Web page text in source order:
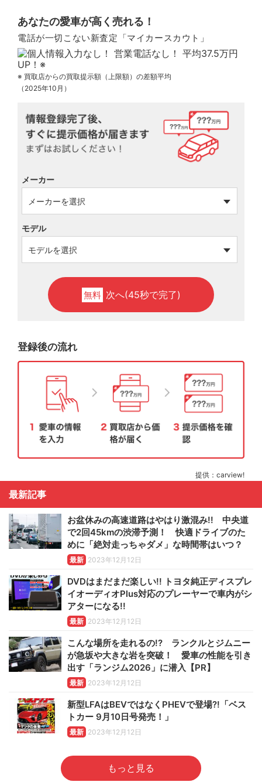
あなたの愛車が高く売れる！
電話が一切こない新査定「マイカースカウト」
※ 買取店からの買取提示額（上限額）の差額平均
（2025年10月）
メーカー
モデル
無料 次へ(45秒で完了)
登録後の流れ
提供：carview!
最新記事
お盆休みの高速道路はやはり激混み!! 中央道
で2回45kmの渋滞予測！ 快適ドライブのた
めに「絶対走っちゃダメ」な時間帯はいつ？
最新 2023年12月12日
DVDはまだまだ楽しい!! トヨタ純正ディスプレ
イオーディオPlus対応のプレーヤーで車内がシ
アターになる!!
最新 2023年12月12日
こんな場所を走れるの!? ランクルとジムニー
が急坂や大きな岩を突破！ 愛車の性能を引き
出す「ランジム2026」に潜入【PR】
最新 2023年12月12日
新型LFAはBEVではなくPHEVで登場?!「ベス
トカー 9月10日号発売！」
最新 2023年12月12日
もっと見る